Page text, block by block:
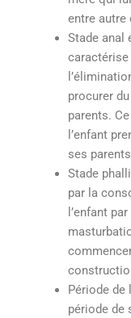
entre autre
Stade anal
caractérise
procurer
parents.
l’enfant
ses
Stade
par la
l’enfant
Période de
période de